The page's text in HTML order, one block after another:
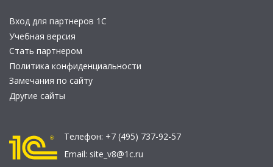
Вход для партнеров 1С
Учебная версия
Стать партнером
Политика конфиденциальности
Замечания по сайту
Другие сайты
Телефон: +7 (495) 737-92-57
Email: site_v8@1c.ru